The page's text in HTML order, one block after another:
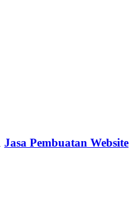
Jasa Pembuatan Website